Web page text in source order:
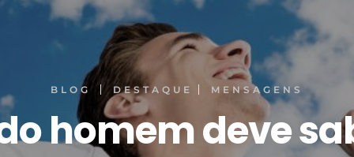
BLOG DESTAQUE MENSAGENS
homem deve